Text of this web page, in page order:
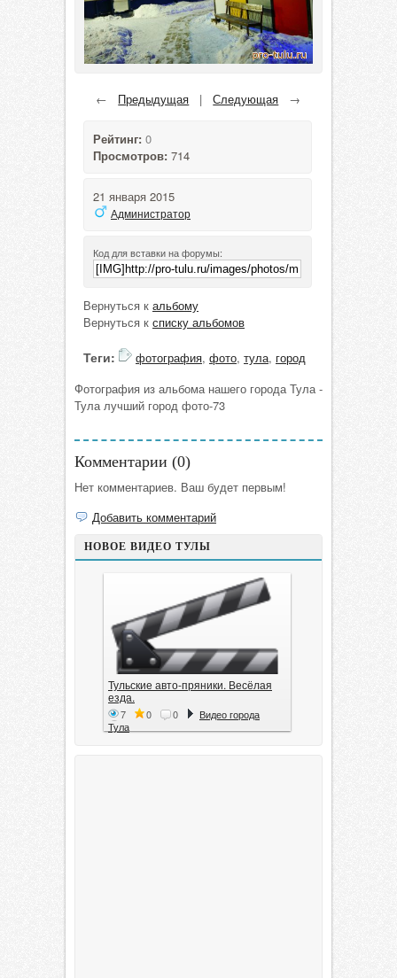
← Предыдущая |Следующая →
Рейтинг: 0
Просмотров: 714
21 января 2015
Администратор
Код для вставки на форумы:
Вернуться к альбому
Вернуться к списку альбомов
Теги: фотография, фото, тула, город
Фотография из альбома нашего города Тула -
Тула лучший город фото-73
Комментарии (0)
Нет комментариев. Ваш будет первым!
Добавить комментарий
НОВОЕ ВИДЕО ТУЛЫ
Тульские авто-пряники. Весёлая
езда.
7 0 0
Видео города
Тула